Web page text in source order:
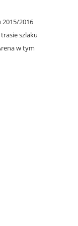
2016
szlaku
w tym